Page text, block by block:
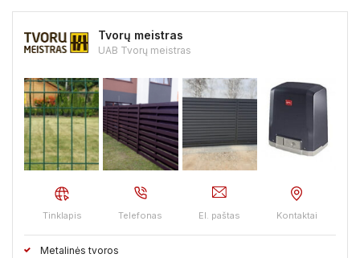
Tvorų meistras
UAB Tvorų meistras
Tinklapis Telefonas El. paštas Kontaktai
Metalinės tvoros